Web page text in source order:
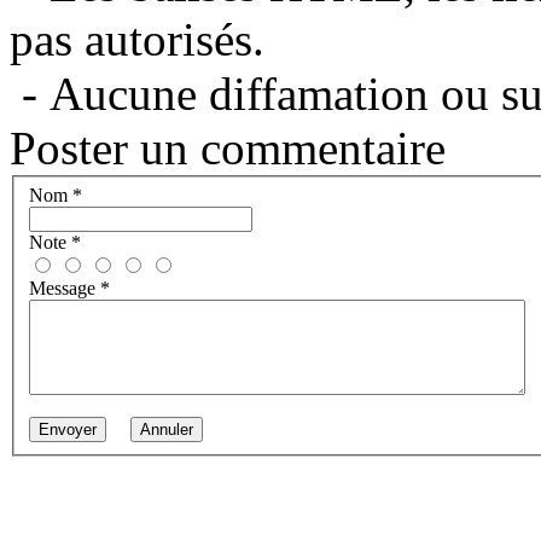
pas autorisés.
- Aucune diffamation ou
Poster un commentaire
Nom *
Note *
Message *